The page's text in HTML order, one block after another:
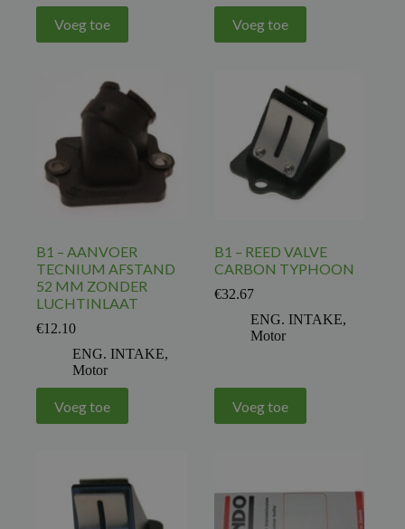
Voeg toe Voeg toe
B1 – AANVOER
TECNIUM AFSTAND
52 MM ZONDER
LUCHTINLAAT
€12.10
ENG. INTAKE,
Motor
Voeg toe
B1 – REED VALVE
CARBON TYPHOON
€32.67
ENG. INTAKE,
Motor
Voeg toe